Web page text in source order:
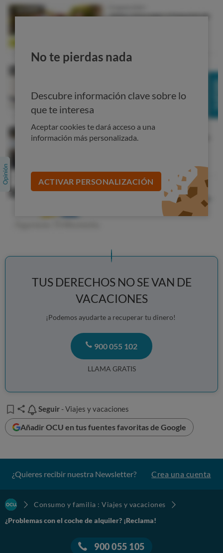
entregan (carrocería, luces, ruedas, tapicería): avisa de
la revisióndel estado del vehículo y pídele un
documento donde se indique el nivel de gasolina del
Mira lo que te cobran
Si no hay daños en el vehículo y si el depósito de gasolina
está lleno,no te deben cargar el importe de la fianza
Comprueba que te cobran solo lo que corresponde.
Conserva siempre toda la documentación relativa al
alquiler del vehículo, justificantes de pago y partes de
Si contratas por teléfono, solicita confirmación por
alquiler. Sonpruebas en caso de problemas.
No te pierdas nada
Descubre información clave sobre lo
que te interesa
Aceptar cookies te dará acceso a una
información más personalizada.
ACTIVAR PERSONALIZACIÓN
TUS DERECHOS NO SE VAN DE
VACACIONES
¡Podemos ayudarte a recuperar tu dinero!
900 055 102
LLAMA GRATIS
Seguir
Seguir - Viajes y vacaciones
Añadir OCU en tus fuentes favoritas de Google
¿Quieres recibir nuestra Newsletter? Crea una cuenta
Consumo y familia : Viajes y vacaciones
¿Problemas con el coche de alquiler? ¡Reclama!
900 055 105